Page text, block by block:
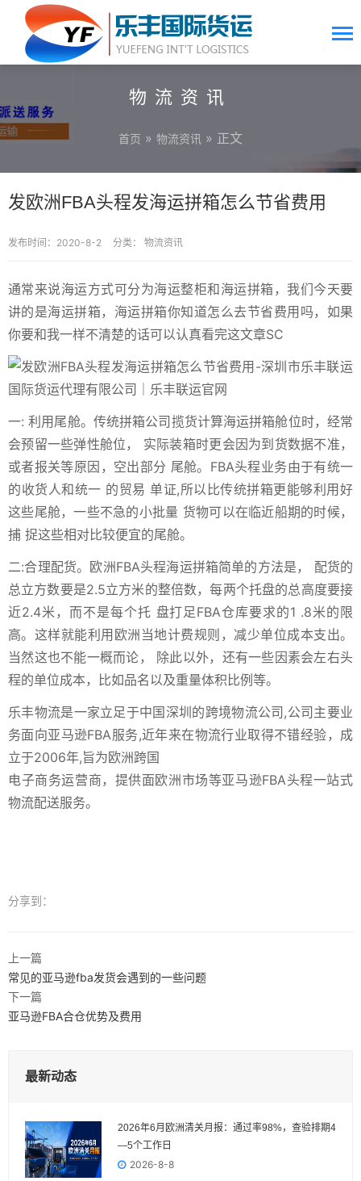
物流资讯
首页 » 物流资讯 » 正文
发欧洲FBA头程发海运拼箱怎么节省费用
发布时间：2020-8-2 分类： 物流资讯
通常来说海运方式可分为海运整柜和海运拼箱，我们今天要
讲的是海运拼箱，海运拼箱你知道怎么去节省费用吗，如果
你要和我一样不清楚的话可以认真看完这文章SC
一: 利用尾舱。传统拼箱公司揽货计算海运拼箱舱位时，经常
会预留一些弹性舱位， 实际装箱时更会因为到货数据不准，
或者报关等原因，空出部分 尾舱。FBA头程业务由于有统一
的收货人和统一 的贸易 单证,所以比传统拼箱更能够利用好
这些尾舱，一些不急的小批量 货物可以在临近船期的时候，
捕 捉这些相对比较便宜的尾舱。
二:合理配货。欧洲FBA头程海运拼箱简单的方法是， 配货的
总立方数要是2.5立方米的整倍数，每两个托盘的总高度要接
近2.4米，而不是每个托 盘打足FBA仓库要求的1 .8米的限
高。这样就能利用欧洲当地计费规则，减少单位成本支出。
当然这也不能一概而论， 除此以外，还有一些因素会左右头
程的单位成本，比如品名以及重量体积比例等。
乐丰物流是一家立足于中国深圳的跨境物流公司,公司主要业
务面向亚马逊FBA服务,近年来在物流行业取得不错经验，成
立于2006年,旨为欧洲跨国
电子商务运营商，提供面欧洲市场等亚马逊FBA头程一站式
物流配送服务。
分享到：
上一篇
常见的亚马逊fba发货会遇到的一些问题
下一篇
亚马逊FBA合仓优势及费用
最新动态
2026年6月欧洲清关月报：通过率98%，查验排期4
—5个工作日
2026-8-8